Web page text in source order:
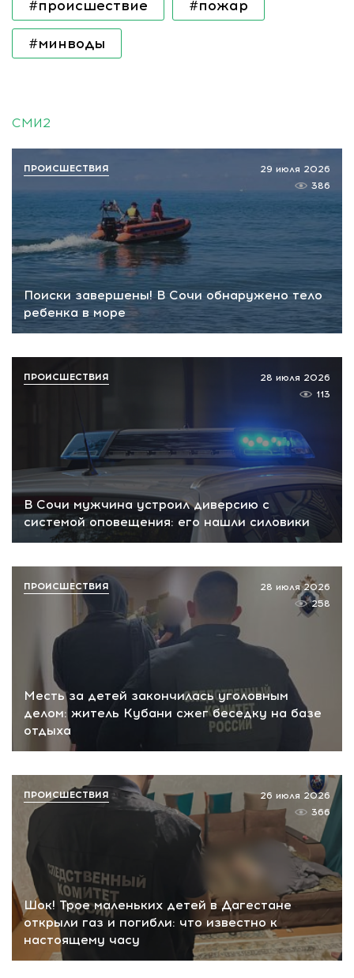
#происшествие #пожар
#минводы
СМИ2
Поиски завершены! В Сочи обнаружено тело
ребенка в море
29 июля 2026
386
ПРОИСШЕСТВИЯ
В Сочи мужчина устроил диверсию с
системой оповещения: его нашли силовики
28 июля 2026
113
ПРОИСШЕСТВИЯ
Месть за детей закончилась уголовным
делом: житель Кубани сжег беседку на базе
отдыха
28 июля 2026
258
ПРОИСШЕСТВИЯ
Шок! Трое маленьких детей в Дагестане
открыли газ и погибли: что известно к
настоящему часу
26 июля 2026
366
ПРОИСШЕСТВИЯ